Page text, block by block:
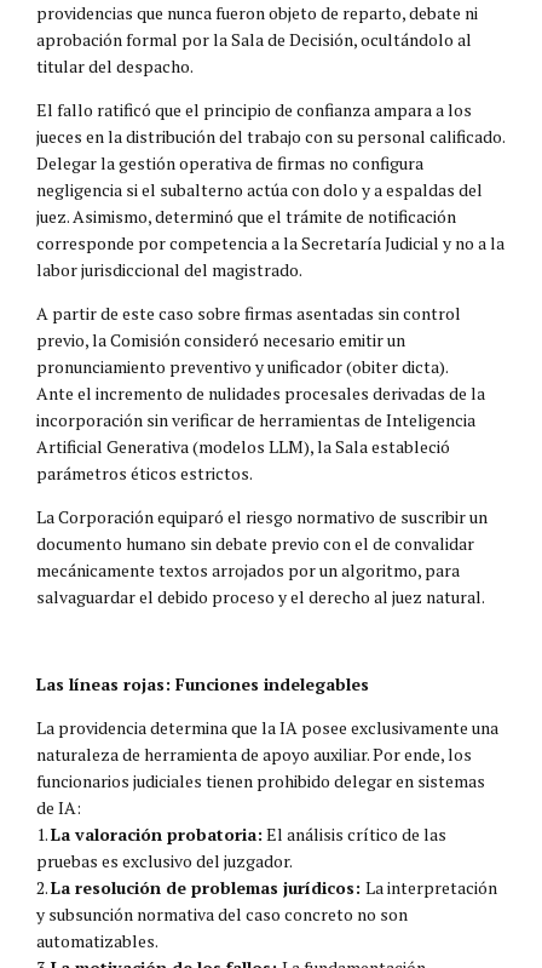
providencias que nunca fueron objeto de reparto, debate ni
aprobación formal por la Sala de Decisión, ocultándolo al
titular del despacho.
El fallo ratificó que el principio de confianza ampara a los
jueces en la distribución del trabajo con su personal calificado.
Delegar la gestión operativa de firmas no configura
negligencia si el subalterno actúa con dolo y a espaldas del
juez. Asimismo, determinó que el trámite de notificación
corresponde por competencia a la Secretaría Judicial y no a la
labor jurisdiccional del magistrado.
A partir de este caso sobre firmas asentadas sin control
previo, la Comisión consideró necesario emitir un
pronunciamiento preventivo y unificador (obiter dicta).
Ante el incremento de nulidades procesales derivadas de la
incorporación sin verificar de herramientas de Inteligencia
Artificial Generativa (modelos LLM), la Sala estableció
parámetros éticos estrictos.
La Corporación equiparó el riesgo normativo de suscribir un
documento humano sin debate previo con el de convalidar
mecánicamente textos arrojados por un algoritmo, para
salvaguardar el debido proceso y el derecho al juez natural.
Las líneas rojas: Funciones indelegables
La providencia determina que la IA posee exclusivamente una
naturaleza de herramienta de apoyo auxiliar. Por ende, los
funcionarios judiciales tienen prohibido delegar en sistemas
de IA:
1.La valoración probatoria: El análisis crítico de las
pruebas es exclusivo del juzgador.
2.La resolución de problemas jurídicos: La interpretación
y subsunción normativa del caso concreto no son
automatizables.